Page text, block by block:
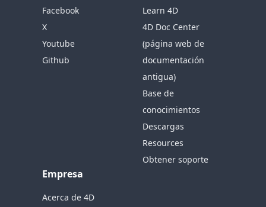
Facebook
X
Youtube
Github
Learn 4D
4D Doc Center
(página web de
documentación
antigua)
Base de
conocimientos
Descargas
Resources
Obtener soporte
Empresa
Acerca de 4D